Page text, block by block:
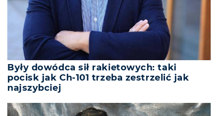
Były dowódca sił rakietowych: taki
pocisk jak Ch-101 trzeba zestrzelić jak
najszybciej